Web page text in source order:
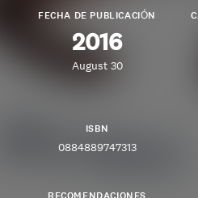
FECHA DE PUBLICACIÓN
2016
August 30
ISBN
0884889747313
RECOMENDACIONES